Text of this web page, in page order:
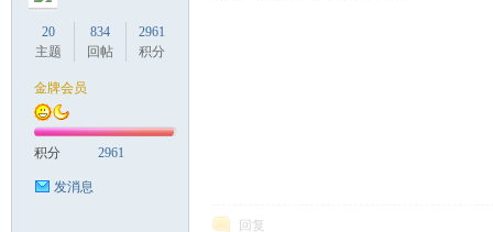
20
主题
834
回帖
2961
积分
金牌会员
积分 2961
发消息
回复